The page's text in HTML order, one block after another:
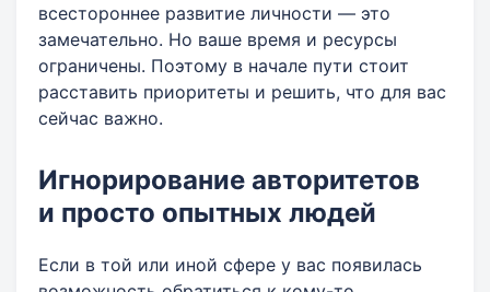
всестороннее развитие личности — это
замечательно. Но ваше время и ресурсы
ограничены. Поэтому в начале пути стоит
расставить приоритеты и решить, что для вас
сейчас важно.
Игнорирование авторитетов
и просто опытных людей
Если в той или иной сфере у вас появилась